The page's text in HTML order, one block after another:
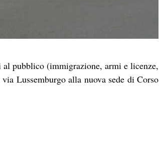
pubblico (immigrazione, armi e licenze,
Lussemburgo alla nuova sede di Corso